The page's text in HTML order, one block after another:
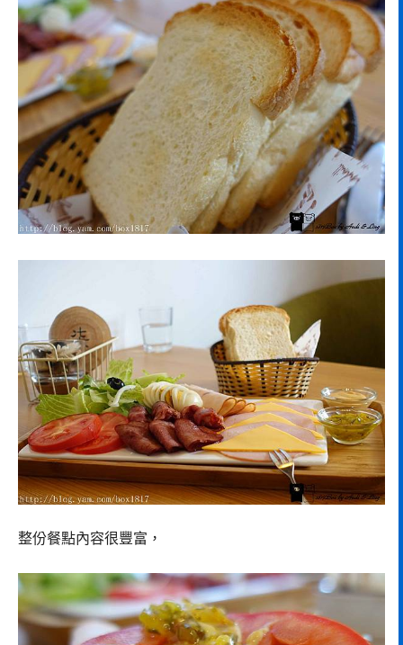
整份餐點內容很豐富，